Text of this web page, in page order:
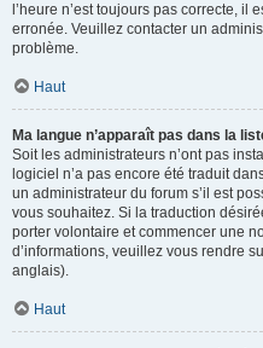
l’heure n’est toujours pas correcte, il
erronée. Veuillez contacter un
problème.
Haut
Ma langue n’apparaît pas dans la
Soit les administrateurs n’ont pas
logiciel n’a pas encore été traduit
un administrateur du forum s’il est
vous souhaitez. Si la traduction
porter volontaire et commencer une
d’informations, veuillez vous rendre
anglais).
Haut